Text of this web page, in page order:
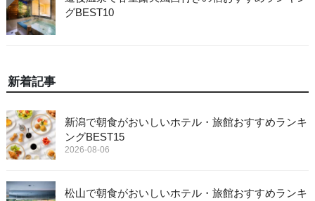
グBEST10
新着記事
新潟で朝食がおいしいホテル・旅館おすすめランキ
ングBEST15
2026-08-06
松山で朝食がおいしいホテル・旅館おすすめランキ